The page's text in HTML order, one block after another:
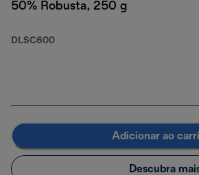
50% Robusta, 250 g
DLSC600
Adicionar ao
Descubra